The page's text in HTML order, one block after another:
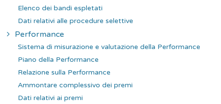
Elenco dei bandi espletati
Dati relativi alle procedure selettive
Performance
Sistema di misurazione e valutazione della Performance
Piano della Performance
Relazione sulla Performance
Ammontare complessivo dei premi
Dati relativi ai premi